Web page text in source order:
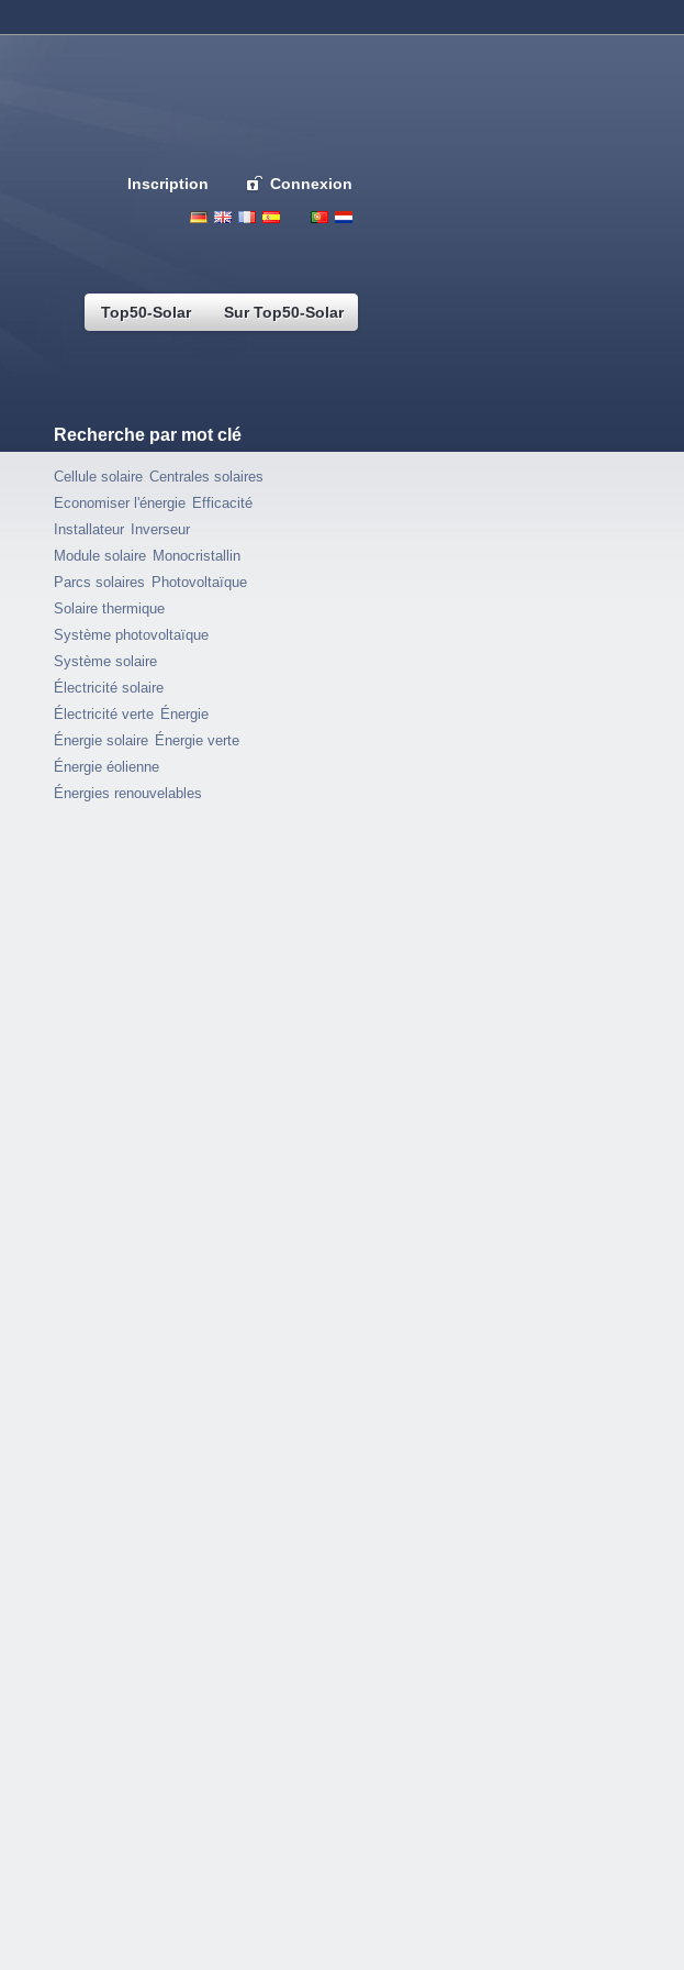
Inscription Connexion
Top50-Solar Sur Top50-Solar
Recherche par mot clé
Cellule solaire Centrales solaires
Economiser l'énergie Efficacité
Installateur
Inverseur
Module solaire Monocristallin
Parcs solaires Photovoltaïque
Solaire thermique
Système photovoltaïque
Système solaire
Électricité solaire
Électricité verte Énergie
Énergie solaire Énergie verte
Énergie éolienne
Énergies renouvelables